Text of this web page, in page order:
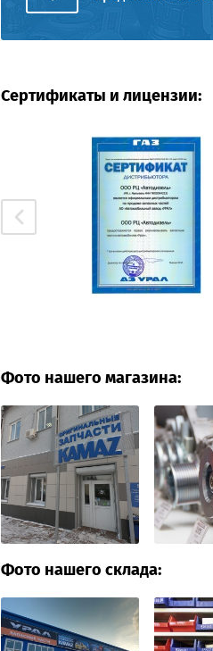
Сертификаты и лицензии:
Фото нашего магазина:
Фото нашего склада: